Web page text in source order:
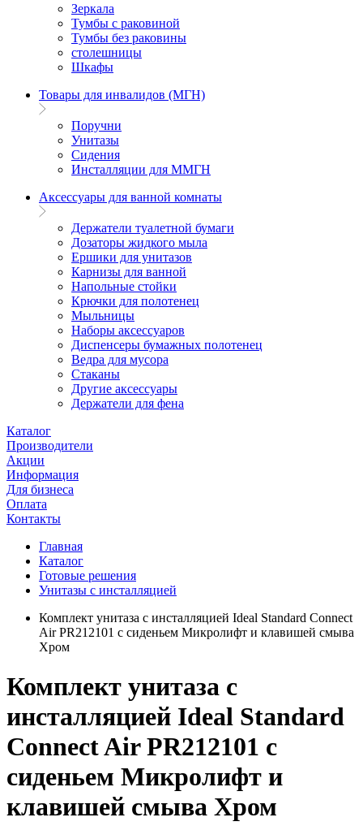
Зеркала
Тумбы с раковиной
Тумбы без раковины
столешницы
Шкафы
Товары для инвалидов (МГН)
Поручни
Унитазы
Сидения
Инсталляции для ММГН
Аксессуары для ванной комнаты
Держатели туалетной бумаги
Дозаторы жидкого мыла
Ершики для унитазов
Карнизы для ванной
Напольные стойки
Крючки для полотенец
Мыльницы
Наборы аксессуаров
Диспенсеры бумажных полотенец
Ведра для мусора
Стаканы
Другие аксессуары
Держатели для фена
Каталог
Производители
Акции
Информация
Для бизнеса
Оплата
Контакты
Главная
Каталог
Готовые решения
Унитазы с инсталляцией
Комплект унитаза с инсталляцией Ideal Standard Connect
Air PR212101 с сиденьем Микролифт и клавишей смыва
Хром
Комплект унитаза с
инсталляцией Ideal Standard
Connect Air PR212101 с
сиденьем Микролифт и
клавишей смыва Хром